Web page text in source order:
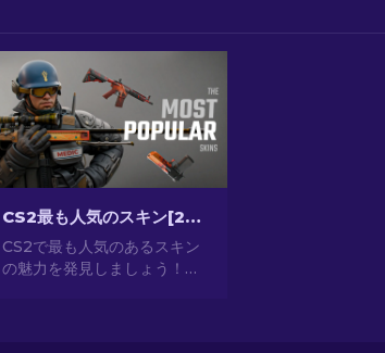
CS2最も人気のスキン[2026]
CS2で最も人気のあるスキン
の魅力を発見しましょう！見